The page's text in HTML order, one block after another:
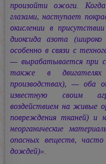
произойти ожоги.
глазами, наступает
окислении в
диоксида азота
особенно в связи с
— вырабатывается при
также в двигателях
производствах), — оба
известную своим
воздействием на живые
повреждения тканей) и
неорганические
опасных веществ,
дождей)».